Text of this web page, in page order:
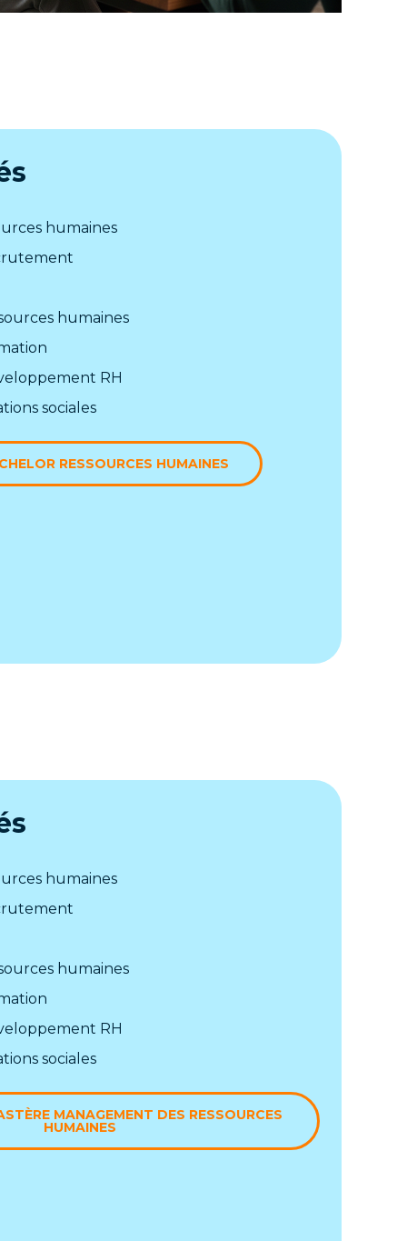
humaines
humaines
RH
sociales
RESSOURCES HUMAINES
humaines
humaines
RH
sociales
MANAGEMENT DES RESSOURCES
HUMAINES